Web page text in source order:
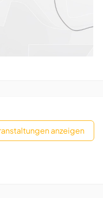
anzeigen